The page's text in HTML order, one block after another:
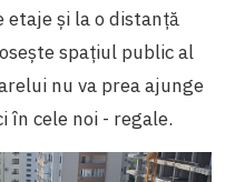
etaje și la o distanță
spațiul public al
nu va prea ajunge
în cele noi - regale.